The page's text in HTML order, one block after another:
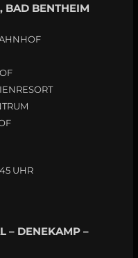
BAD BENTHEIM
UHR
– DENEKAMP –